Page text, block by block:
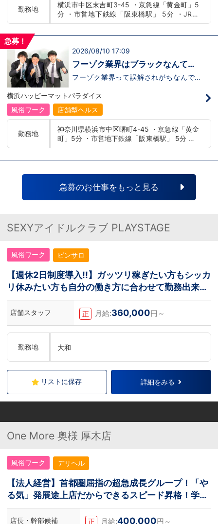
方が当グループでは活躍の場を広げていま
す。他にも…・失敗しても諦めない！・と
にかくやる気だけは負けない！・環境を変
をあげたい！など。接客業経験がないから
ジョンの為にこうしたい！こうなりたい！
と強い意志を持ってる方にも平等にチャン
スがある職場になっています。その為、未
経験からの応募も大歓迎です。今働いてる
倒的に多いです。「ちょっと求めてる人物
像と自分は違うかも…？」と思う方もいる
と思います。ですが、よく考えてくださ
い。全てが当てはまる人の方が少ないと思
分なんです。まずは応募して、面接時にあ
なたの想いを聞かせてください。その後、
私たちの想いを説明させていただきます。
と思います。ご応募お待ちしておりま
勤務地
横浜市中区末吉町3-45 ・京急線「黄金町」5
分 ・市営地下鉄線「阪東橋駅」 5分 ・JR線
「関内駅」15分
急募！
2026/08/10 17:09
フーゾク業界はブラックなんて言
わせない！！安心して働ける環境
フーゾク業界って誤解されがちなんです
いますか?多くの方が休みがない/拘束時間
が長い(12時間以上は当たり前)/社員に怖
い人がいると思っているようです。。。し
かし！！！！実はイメージが先行している
(Ｔ▽Ｔ)噂に惑わされないでください。＼
＼それでは説明致します／／恋愛グループ
とはどんな会社なのか！ ↓ ↓
※安心の社会保険完備！しいて違いを言う
けです。※(暴○団のような）怖い先輩はお
りません。■隔週休2日制or週休2日制（選
択可能）■拘束時間は9.5時間（休憩時間
あり）■ハローワークに掲載出来る優良企
●短期間で昇格が出来、頑張り次第ですぐ
に役職者へ。(一般企業では昇格がゆるや
も。。。)●最大年4回昇給あり！●実力主
義のため、経験が少ない未経験者でもチャ
ンスがたくさんある。などなど。働いて損
のない内容となっています。是非ご検討下
さいヽ(・∀・)ノ
横浜ハッピーマットパラダイス
風俗ワーク
店舗型ヘルス
勤務地
神奈川県横浜市中区曙町4-45 ・京急線「黄金
町」5分 ・市営地下鉄線「阪東橋駅」 5分 ・J
R線「関内駅」15分
急募のお仕事をもっと見る
SEXYアイドルクラブ PLAYSTAGE
風俗ワーク ピンサロ
【週休2日制度導入!!】ガッツリ稼ぎたい方もシッカ
リ休みたい方も自分の働き方に合わせて勤務出来ま
す
店舗スタッフ 正 月給:360,000円～
勤務地 大和
リストに保存 詳細をみる
One More 奥様 厚木店
風俗ワーク デリヘル
【法人経営】首都圏屈指の超急成長グループ！「や
る気」発展途上店だからできるスピード昇格！学歴
不問！
店長・幹部候補 正 月給:400,000円～